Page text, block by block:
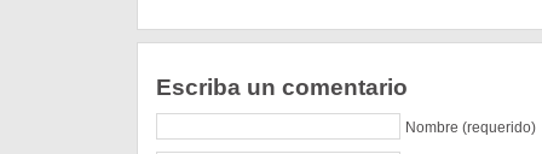
Escriba un comentario
Nombre (requerido)